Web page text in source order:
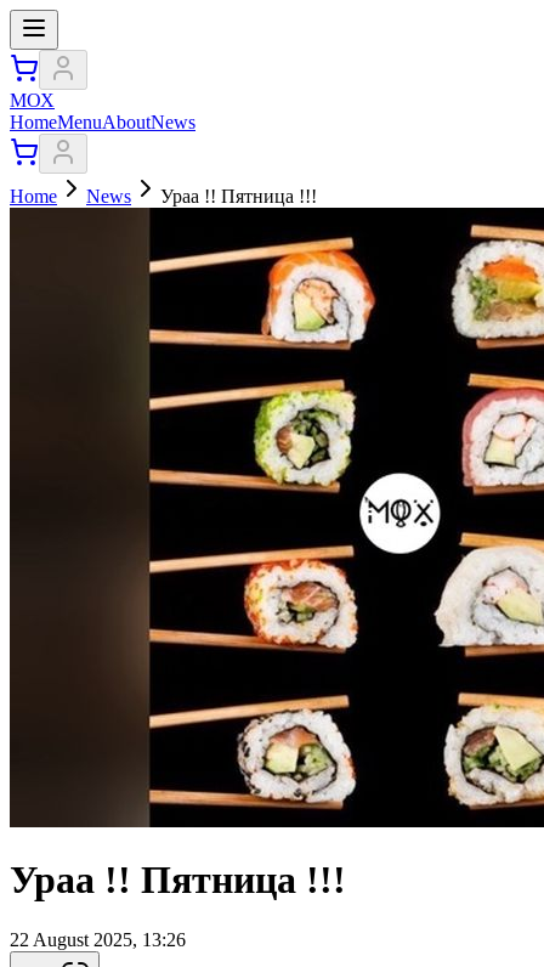
МОХ
HomeMenuAboutNews
Home News Ураа !! Пятница !!!
Ураа !! Пятница !!!
22 August 2025, 13:26